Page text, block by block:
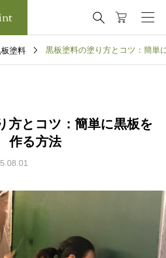

塗料  黒板塗料の塗り方とコツ：簡単
方とコツ：簡単に黒板を
作る方法